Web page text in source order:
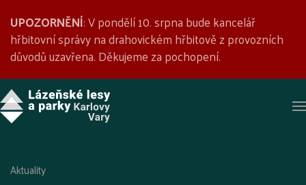
UPOZORNĚNÍ: V pondělí 10. srpna bude kancelář
hřbitovní správy na drahovickém hřbitově z provozních
důvodů uzavřena. Děkujeme za pochopení.
Aktuality